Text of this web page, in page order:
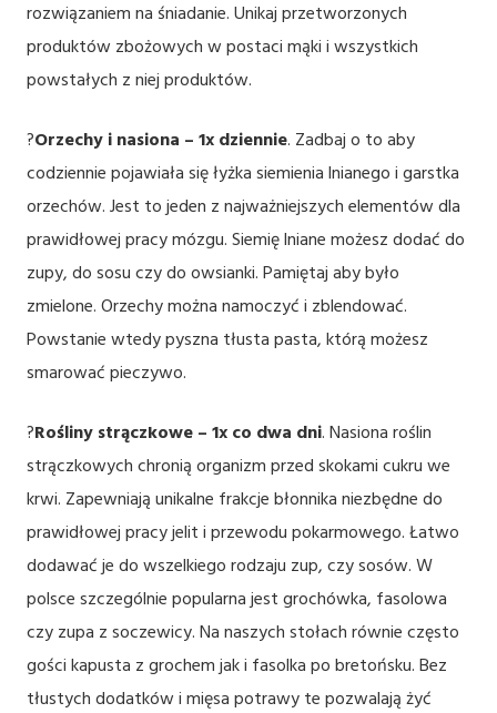
rozwiązaniem na śniadanie. Unikaj przetworzonych
produktów zbożowych w postaci mąki i wszystkich
powstałych z niej produktów.
?Orzechy i nasiona – 1x dziennie. Zadbaj o to aby
codziennie pojawiała się łyżka siemienia lnianego i garstka
orzechów. Jest to jeden z najważniejszych elementów dla
prawidłowej pracy mózgu. Siemię lniane możesz dodać do
zupy, do sosu czy do owsianki. Pamiętaj aby było
zmielone. Orzechy można namoczyć i zblendować.
Powstanie wtedy pyszna tłusta pasta, którą możesz
smarować pieczywo.
?Rośliny strączkowe – 1x co dwa dni. Nasiona roślin
strączkowych chronią organizm przed skokami cukru we
krwi. Zapewniają unikalne frakcje błonnika niezbędne do
prawidłowej pracy jelit i przewodu pokarmowego. Łatwo
dodawać je do wszelkiego rodzaju zup, czy sosów. W
polsce szczególnie popularna jest grochówka, fasolowa
czy zupa z soczewicy. Na naszych stołach równie często
gości kapusta z grochem jak i fasolka po bretońsku. Bez
tłustych dodatków i mięsa potrawy te pozwalają żyć